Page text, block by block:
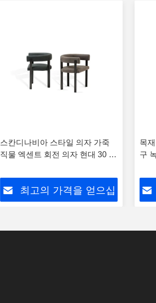
스칸디나비아 스타일 의자 가죽
직물 엑센트 회전 의자 현대 30 "X
최고의 가격을 얻으십
목
구